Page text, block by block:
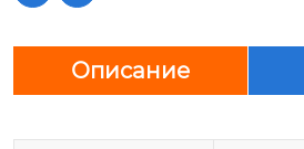
Описание